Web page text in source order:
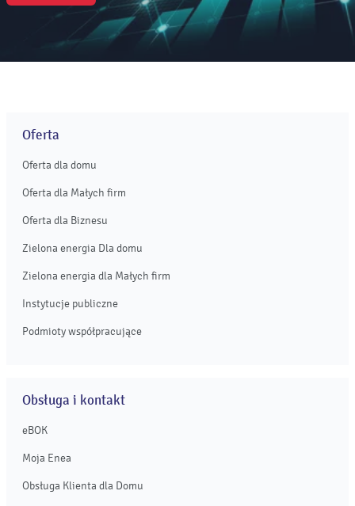
Oferta
Oferta dla domu
Oferta dla Małych firm
Oferta dla Biznesu
Zielona energia Dla domu
Zielona energia dla Małych firm
Instytucje publiczne
Podmioty współpracujące
Obsługa i kontakt
eBOK
Moja Enea
Obsługa Klienta dla Domu